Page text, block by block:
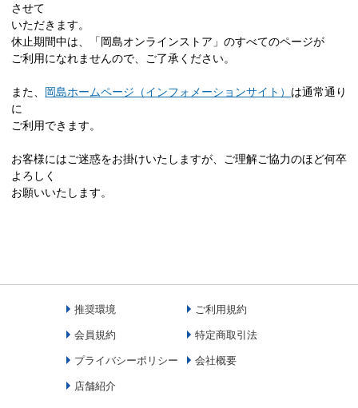
させて
いただきます。
休止期間中は、「岡島オンラインストア」のすべてのページが
ご利用になれませんので、ご了承ください。
また、 岡島ホームページ（インフォメーションサイト） は通常通り
に
ご利用できます。
お客様にはご迷惑をお掛けいたしますが、ご理解ご協力のほど何卒
よろしく
お願いいたします。
推奨環境 ご利用規約
会員規約 特定商取引法
プライバシーポリシー 会社概要
店舗紹介